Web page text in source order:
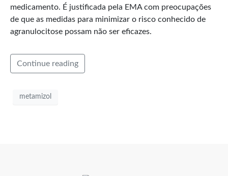
medicamento. É justificada pela EMA com preocupações
de que as medidas para minimizar o risco conhecido de
agranulocitose possam não ser eficazes.
Continue reading
metamizol